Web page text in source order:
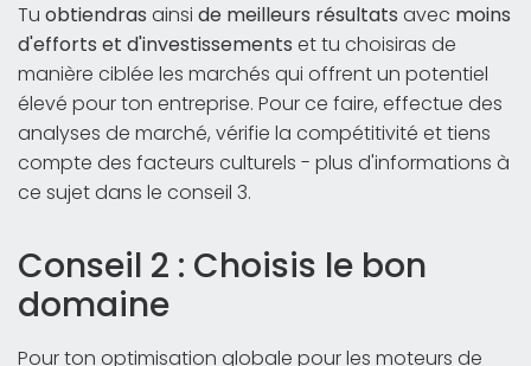
Tu obtiendras ainsi de meilleurs résultats avec moins
d'efforts et d'investissements et tu choisiras de
manière ciblée les marchés qui offrent un potentiel
élevé pour ton entreprise. Pour ce faire, effectue des
analyses de marché, vérifie la compétitivité et tiens
compte des facteurs culturels - plus d'informations à
ce sujet dans le conseil 3.
Conseil 2 : Choisis le bon
domaine
Pour ton optimisation globale pour les moteurs de